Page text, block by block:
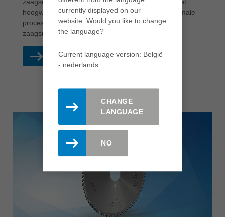
hoogwaardig diamantsnijstof garandeert het maximale
procesbetrouwbaarheid, een uitstekende
zaagsnedekwaliteit en een lange levensduur.
LEES MEER
currently displayed on our
website. Would you like to change
the language?
Current language version: België
- nederlands
CHANGE
LANGUAGE
NO